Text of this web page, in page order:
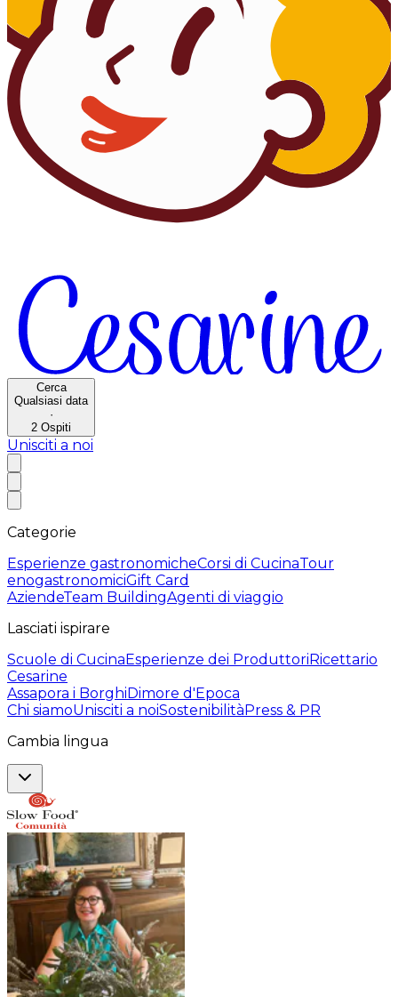
Cerca
Qualsiasi data
·
2 Ospiti
Unisciti a noi
Categorie
Esperienze gastronomicheCorsi di CucinaTour
enogastronomiciGift Card
AziendeTeam BuildingAgenti di viaggio
Lasciati ispirare
Scuole di CucinaEsperienze dei ProduttoriRicettario
Cesarine
Assapora i BorghiDimore d'Epoca
Chi siamoUnisciti a noiSostenibilitàPress & PR
Cambia lingua